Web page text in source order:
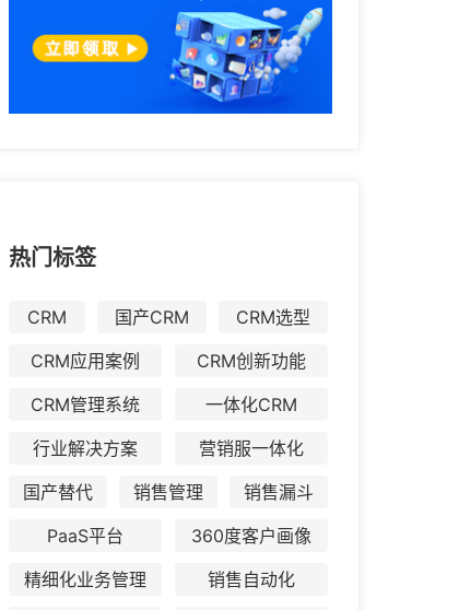
热门标签
CRM 国产CRM
CRM选型
CRM应用案例
CRM创新功能
CRM管理系统
一体化CRM
行业解决方案
营销服一体化
国产替代
销售管理
销售漏斗
PaaS平台
360度客户画像
精细化业务管理
销售自动化